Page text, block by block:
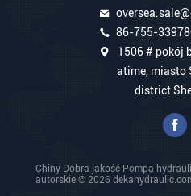
86-755-
1506 # pokój
atime, miasto
district
Chiny Dobra jakość Pompa
autorskie © 2026